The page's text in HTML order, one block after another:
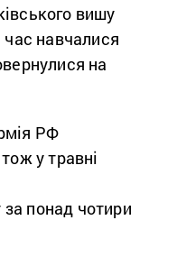
вишу
час навчалися
на
РФ
у травні
понад чотири